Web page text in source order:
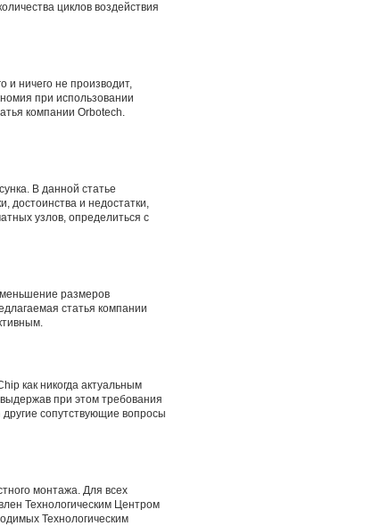
циклов воздействия
и ничего не производит,
при использовании
компании Orbotech.
В данной статье
достоинства и недостатки,
узлов, определиться с
размеров
статья компании
как никогда актуальным
при этом требования
сопутствующие вопросы
монтажа. Для всех
Технологическим Центром
Технологическим